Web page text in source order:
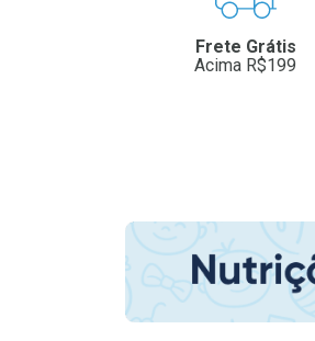
Frete Grátis
Acima R$199